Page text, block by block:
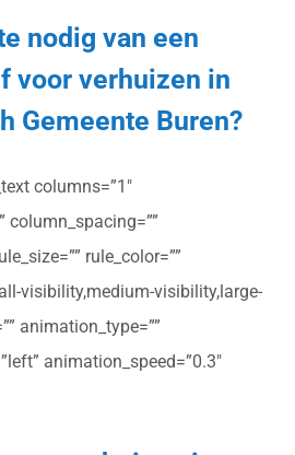
nodig van een
voor verhuizen in
Gemeente Buren?
columns=”1″
column_spacing=””
rule_color=””
visibility,medium-visibility,large-
animation_type=””
animation_speed=”0.3″